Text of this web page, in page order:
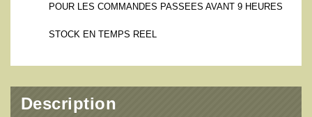
POUR LES COMMANDES PASSEES AVANT 9 HEURES
STOCK EN TEMPS REEL
Description